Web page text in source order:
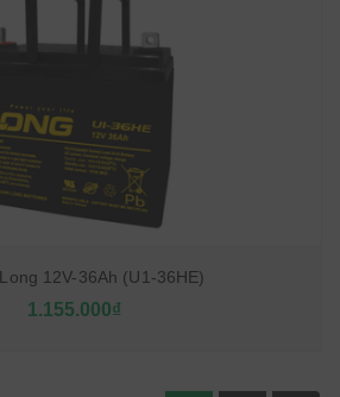
12V-36Ah (U1-36HE)
1.155.000₫